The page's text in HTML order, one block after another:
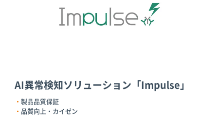
AI異常検知ソリューション「Impulse」
製品品質保証
品質向上・カイゼン